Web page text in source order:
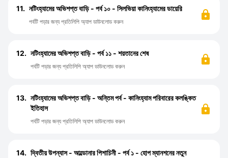
11. নটিংহ্যামের অভিশপ্ত বাড়ি - পর্ব ১০ - সিলভিয়া কানিংহ্যামের ডায়েরি
পর্বটি পড়ার জন্য প্রতিলিপি অ্যাপ ডাউনলোড করুন
12. নটিংহ্যামের অভিশপ্ত বাড়ি - পর্ব ১১ - শয়তানের শেষ
পর্বটি পড়ার জন্য প্রতিলিপি অ্যাপ ডাউনলোড করুন
13. নটিংহ্যামের অভিশপ্ত বাড়ি - অন্তিম পর্ব - কানিংহ্যাম পরিবারের কলঙ্কিত
ইতিহাস
পর্বটি পড়ার জন্য প্রতিলিপি অ্যাপ ডাউনলোড করুন
14. দ্বিতীয় উপন্যাস - আল্ডোনার পিশাচিনী - পর্ব ১ - হোপ ম্যানশনের নতুন